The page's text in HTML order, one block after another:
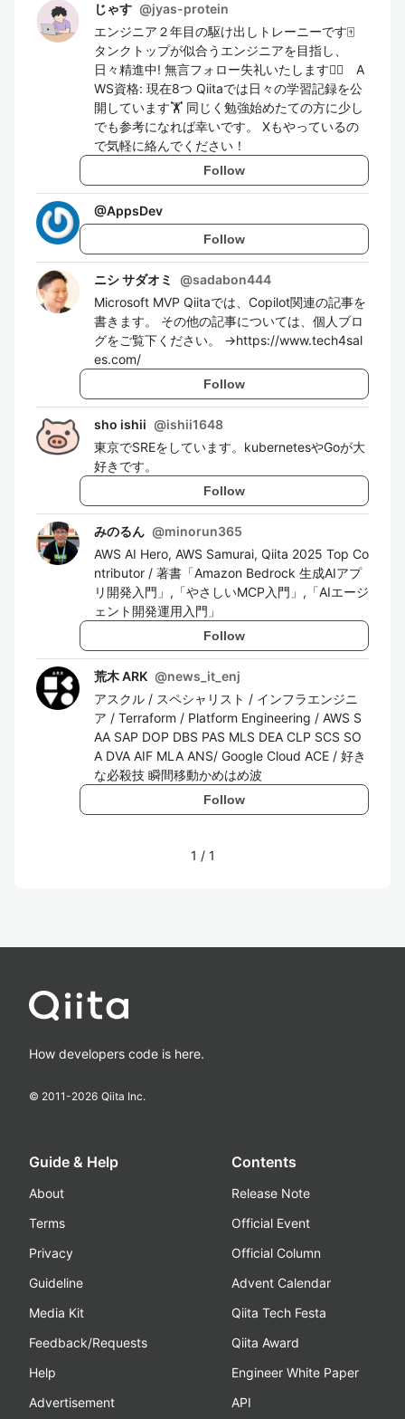
じゃす @jyas-protein
エンジニア２年目の駆け出しトレーニーです🀄️
タンクトップが似合うエンジニアを目指し、
日々精進中! 無言フォロー失礼いたします🙇‍♂️ A
WS資格: 現在8つ Qiitaでは日々の学習記録を公
開しています🏋️ 同じく勉強始めたての方に少し
でも参考になれば幸いです。 Xもやっているの
で気軽に絡んでください！
Follow
@AppsDev
Follow
ニシ サダオミ @sadabon444
Microsoft MVP Qiitaでは、Copilot関連の記事を
書きます。 その他の記事については、個人ブロ
グをご覧下ください。 →https://www.tech4sal
es.com/
Follow
sho ishii @ishii1648
東京でSREをしています。kubernetesやGoが大
好きです。
Follow
みのるん @minorun365
AWS AI Hero, AWS Samurai, Qiita 2025 Top Co
ntributor / 著書「Amazon Bedrock 生成AIアプ
リ開発入門」,「やさしいMCP入門」,「AIエージ
ェント開発運用入門」
Follow
荒木 ARK @news_it_enj
アスクル / スペシャリスト / インフラエンジニ
ア / Terraform / Platform Engineering / AWS S
AA SAP DOP DBS PAS MLS DEA CLP SCS SO
A DVA AIF MLA ANS/ Google Cloud ACE / 好き
な必殺技 瞬間移動かめはめ波
Follow
1 / 1
How developers code is here.
© 2011-2026 Qiita Inc.
Guide & Help
About
Terms
Privacy
Guideline
Media Kit
Feedback/Requests
Help
Advertisement
Contents
Release Note
Official Event
Official Column
Advent Calendar
Qiita Tech Festa
Qiita Award
Engineer White Paper
API